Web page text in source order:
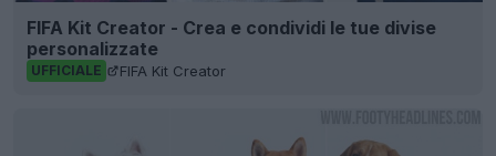
FIFA Kit Creator - Crea e condividi le tue divise
personalizzate
UFFICIALE FIFA Kit Creator